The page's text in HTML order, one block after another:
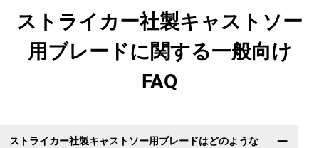
ストライカー社製キャストソー
用ブレードに関する一般向け
FAQ
ストライカー社製キャストソー用ブレードはどのような